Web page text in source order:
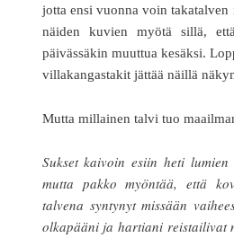
jotta ensi vuonna voin takatalven
näiden kuvien myötä sillä,
päivässäkin muuttua kesäksi.
villakangastakit jättää näillä
Mutta millainen talvi tuo
Sukset kaivoin esiin heti
mutta pakko myöntää, että
talvena syntynyt missään
olkapääni ja hartiani reistailivat